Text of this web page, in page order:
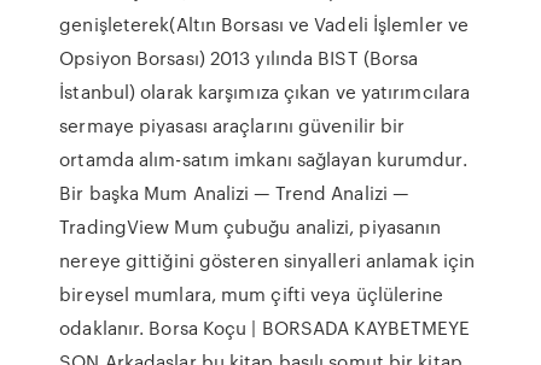
genişleterek(Altın Borsası ve Vadeli İşlemler ve
Opsiyon Borsası) 2013 yılında BIST (Borsa
İstanbul) olarak karşımıza çıkan ve yatırımcılara
sermaye piyasası araçlarını güvenilir bir
ortamda alım-satım imkanı sağlayan kurumdur.
Bir başka Mum Analizi — Trend Analizi —
TradingView Mum çubuğu analizi, piyasanın
nereye gittiğini gösteren sinyalleri anlamak için
bireysel mumlara, mum çifti veya üçlülerine
odaklanır. Borsa Koçu | BORSADA KAYBETMEYE